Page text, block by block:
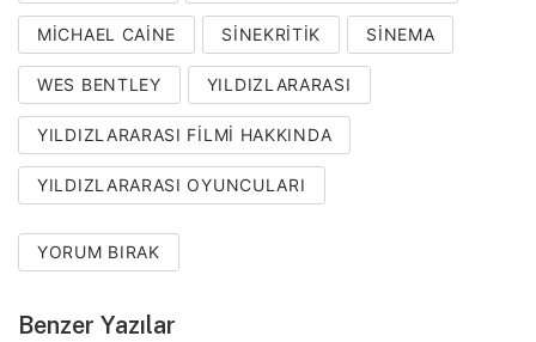
MICHAEL CAINE SINEKRITIK SINEMA
WES BENTLEY YILDIZLARARASI
YILDIZLARARASI FILMI HAKKINDA
YILDIZLARARASI OYUNCULARI
YORUM BIRAK
Benzer Yazılar